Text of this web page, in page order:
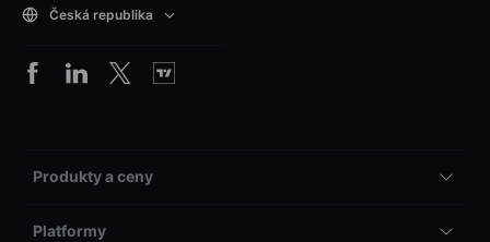
Česká republika
Produkty a ceny
Platformy